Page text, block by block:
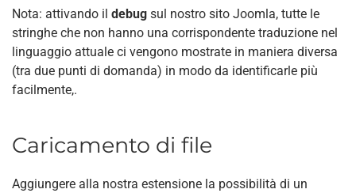
Nota: attivando il debug sul nostro sito Joomla, tutte le
stringhe che non hanno una corrispondente traduzione nel
linguaggio attuale ci vengono mostrate in maniera diversa
(tra due punti di domanda) in modo da identificarle più
facilmente,.
Caricamento di file
Aggiungere alla nostra estensione la possibilità di un